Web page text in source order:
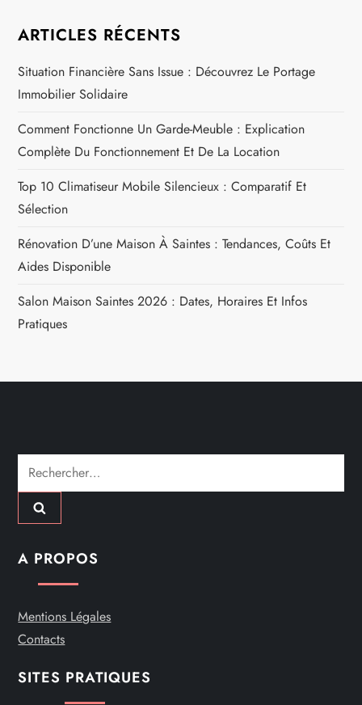
a
t
i
o
n
d
e
’
i
c
l
e
ARTICLES RÉCENTS
Situation Financière Sans Issue : Découvrez Le Portage
Immobilier Solidaire
Comment Fonctionne Un Garde-Meuble : Explication
Complète Du Fonctionnement Et De La Location
Top 10 Climatiseur Mobile Silencieux : Comparatif Et
Sélection
Rénovation D’une Maison À Saintes : Tendances, Coûts Et
Aides Disponible
Salon Maison Saintes 2026 : Dates, Horaires Et Infos
Pratiques
Rechercher :
A PROPOS
Mentions Légales
Contacts
SITES PRATIQUES